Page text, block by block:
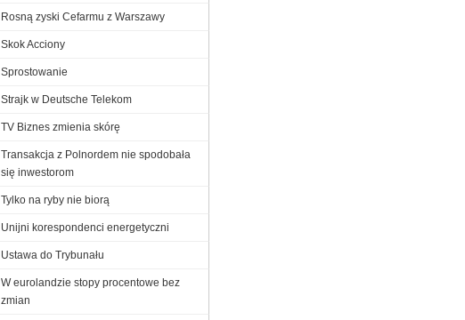
Rosną zyski Cefarmu z Warszawy
Skok Acciony
Sprostowanie
Strajk w Deutsche Telekom
TV Biznes zmienia skórę
Transakcja z Polnordem nie spodobała
się inwestorom
Tylko na ryby nie biorą
Unijni korespondenci energetyczni
Ustawa do Trybunału
W eurolandzie stopy procentowe bez
zmian